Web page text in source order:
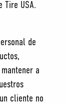
Tire USA.
de
a
cliente no